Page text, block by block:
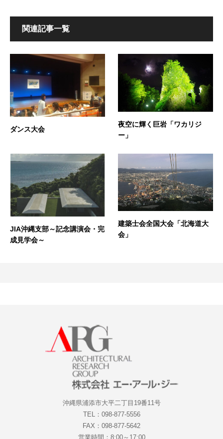
関連記事一覧
ダンス大会
夜空に輝く巨岩「ワカリジ
ー」
JIA沖縄支部～記念講演会・完
成見学会～
建築士会全国大会「北海道大
会」
沖縄県浦添市大平二丁目19番11号
TEL：098-877-5556
FAX：098-877-5642
営業時間：8:00～17:00